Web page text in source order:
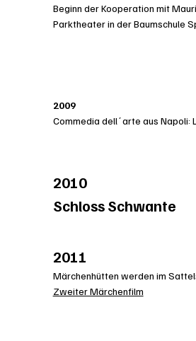
Beginn der Kooperation mit
Parktheater in der Baumschule
2009
Commedia dell´arte aus Napoli:
2010
Schloss Schwante
2011
Märchenhütten werden im
Zweiter Märchenfilm